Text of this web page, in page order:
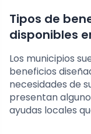
Tipos de
disponibles
Los municipios
beneficios
necesidades de
presentan
ayudas locales